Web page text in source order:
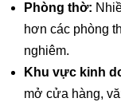
Phòng thờ:
hơn các phòng
nghiêm.
Khu vực kinh
mở cửa hàng,